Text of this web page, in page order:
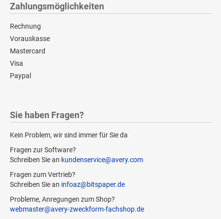
Zahlungsmöglichkeiten
Rechnung
Vorauskasse
Mastercard
Visa
Paypal
Sie haben Fragen?
Kein Problem, wir sind immer für Sie da
Fragen zur Software?
Schreiben Sie an kundenservice@avery.com
Fragen zum Vertrieb?
Schreiben Sie an infoaz@bitspaper.de
Probleme, Anregungen zum Shop?
webmaster@avery-zweckform-fachshop.de